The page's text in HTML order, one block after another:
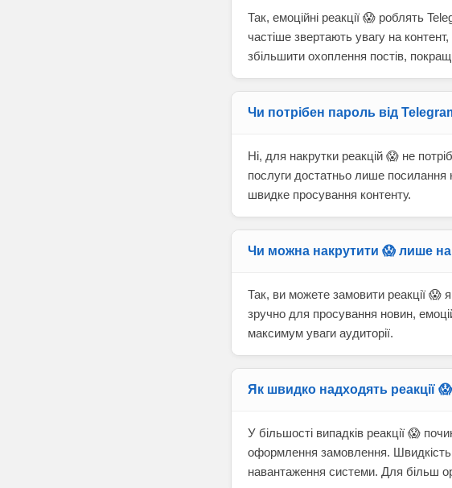
Так, емоційні реакції 😱 роблять
частіше звертають увагу на
збільшити охоплення постів,
Чи потрібен пароль від
Ні, для накрутки реакцій 😱 не
послуги достатньо лише посилання
швидке просування контенту.
Чи можна накрутити 😱 лише
Так, ви можете замовити реакції 😱
зручно для просування новин,
максимум уваги аудиторії.
Як швидко надходять реакції
У більшості випадків реакції 😱
оформлення замовлення. Швидкість
навантаження системи. Для більш